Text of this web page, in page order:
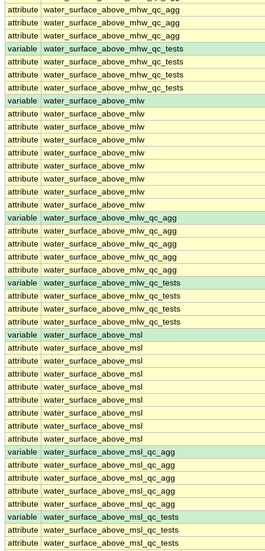
attribute water_surface_above_mhw_qc_agg
attribute water_surface_above_mhw_qc_agg
attribute water_surface_above_mhw_qc_agg
variable
water_surface_above_mhw_qc_tests
attribute water_surface_above_mhw_qc_tests
attribute water_surface_above_mhw_qc_tests
attribute water_surface_above_mhw_qc_tests
variable
water_surface_above_mlw
attribute water_surface_above_mlw
attribute water_surface_above_mlw
attribute water_surface_above_mlw
attribute water_surface_above_mlw
attribute water_surface_above_mlw
attribute water_surface_above_mlw
attribute water_surface_above_mlw
attribute water_surface_above_mlw
variable
water_surface_above_mlw_qc_agg
attribute water_surface_above_mlw_qc_agg
attribute water_surface_above_mlw_qc_agg
attribute water_surface_above_mlw_qc_agg
attribute water_surface_above_mlw_qc_agg
variable
water_surface_above_mlw_qc_tests
attribute water_surface_above_mlw_qc_tests
attribute water_surface_above_mlw_qc_tests
attribute water_surface_above_mlw_qc_tests
variable
water_surface_above_msl
attribute water_surface_above_msl
attribute water_surface_above_msl
attribute water_surface_above_msl
attribute water_surface_above_msl
attribute water_surface_above_msl
attribute water_surface_above_msl
attribute water_surface_above_msl
attribute water_surface_above_msl
variable
water_surface_above_msl_qc_agg
attribute water_surface_above_msl_qc_agg
attribute water_surface_above_msl_qc_agg
attribute water_surface_above_msl_qc_agg
attribute water_surface_above_msl_qc_agg
variable
water_surface_above_msl_qc_tests
attribute water_surface_above_msl_qc_tests
attribute water_surface_above_msl_qc_tests